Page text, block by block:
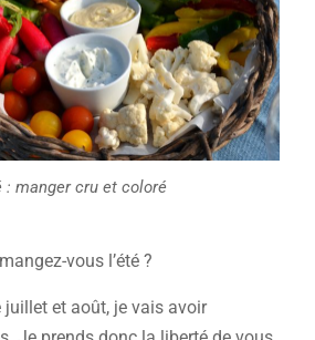
: manger cru et coloré
vous l’été ?
et août, je vais avoir